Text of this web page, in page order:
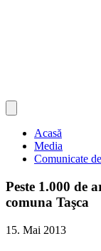
Acasă
Media
Comunicate
Peste 1.000 de
comuna Taşca
15. Mai 2013